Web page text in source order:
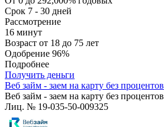
Срок 7 - 30 дней
Рассмотрение
16 минут
Возраст от 18 до 75 лет
Одобрение 96%
Подробнее
Получить деньги
Веб займ - заем на карту без процентов
Веб займ - заем на карту без процентов
Лиц. № 19-035-50-009325